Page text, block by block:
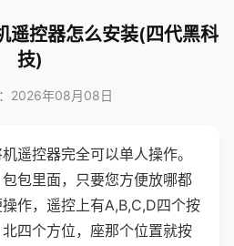
遥控器怎么安装(四代黑科
技)
2026年08月08日
遥控器完全可以单人操作。
包里面，只要您方便放哪都
作，遥控上有A,B,C,D四个按
四个方位，座那个位置就按